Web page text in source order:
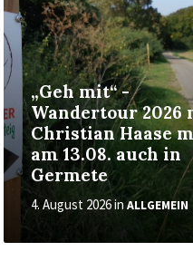
„Geh mit“ -
Wandertour 2026
Christian Haase
am 13.08. auch in
Germete
4. August 2026inALLGEMEIN